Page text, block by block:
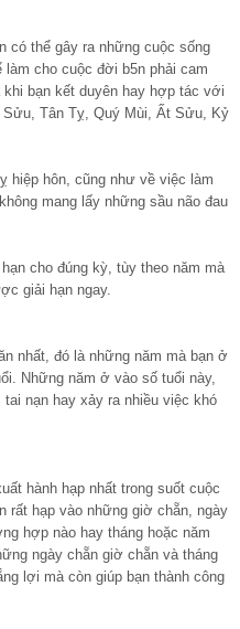
có thể gây ra những cuộc sống
cho cuộc đời b5n phải cam
bạn kết duyên hay hợp tác với
Tân Tỵ, Quý Mùi, Ất Sửu, Kỷ
hiệp hôn, cũng như về việc làm
mang lấy những sầu não đau
cho đúng kỳ, tùy theo năm mà
giải hạn ngay.
nhất, đó là những năm mà bạn ở
Những năm ở vào số tuổi này,
nạn hay xảy ra nhiều việc khó
hành hạp nhất trong suốt cuộc
rất hạp vào những giờ chẵn, ngày
hợp nào hay tháng hoặc năm
ngày chẵn giờ chẵn và tháng
lợi mà còn giúp bạn thành công